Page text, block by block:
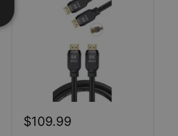
Prix
$109.99